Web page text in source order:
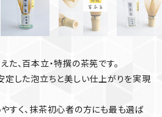
、百本立・特撰の茶筅です。
定した泡立ちと美しい仕上がりを実現
すく、抹茶初心者の方にも最も選ば